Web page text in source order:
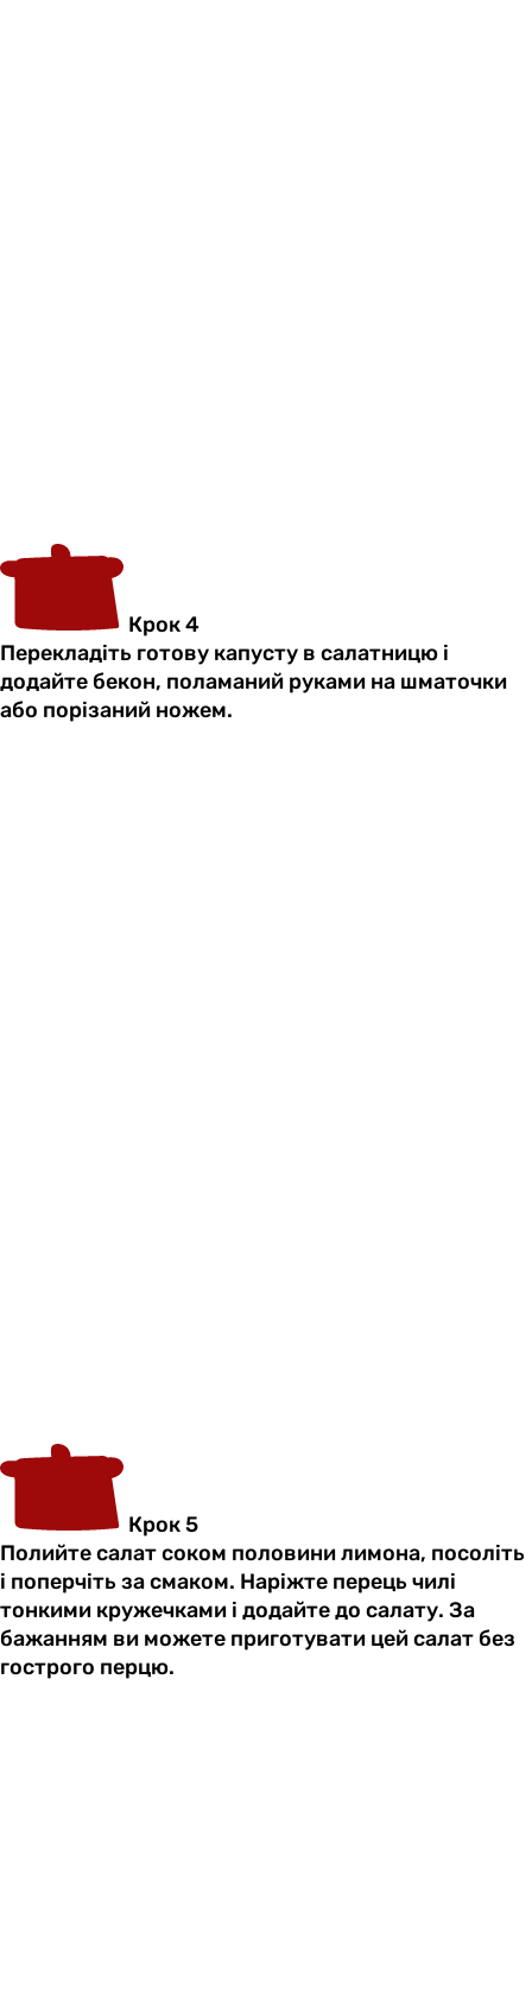
Крок 4
Перекладіть готову капусту в салатницю і
додайте бекон, поламаний руками на шматочки
або порізаний ножем.
Крок 5
Полийте салат соком половини лимона, посоліть
і поперчіть за смаком. Наріжте перець чилі
тонкими кружечками і додайте до салату. За
бажанням ви можете приготувати цей салат без
гострого перцю.